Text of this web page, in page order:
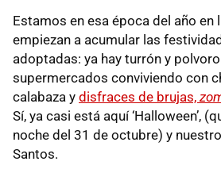
Estamos en esa época del año en
empiezan a acumular las
adoptadas: ya hay turrón y
supermercados conviviendo con
calabaza y disfraces de brujas,
Sí, ya casi está aquí ‘Halloween’,
noche del 31 de octubre) y
Santos.